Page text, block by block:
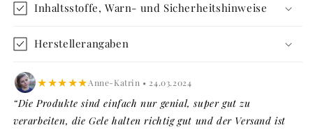
Inhaltsstoffe, Warn- und Sicherheitshinweise
Herstellerangaben
★★★★★Anne-Katrin • 24.03.2024
“Die Produkte sind einfach nur genial, super gut zu
verarbeiten, die Gele halten richtig gut und der Versand ist